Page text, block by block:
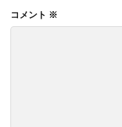
コメント ※